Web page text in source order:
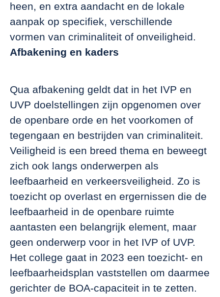
heen, en extra aandacht en de lokale
aanpak op specifiek, verschillende
vormen van criminaliteit of onveiligheid.
Afbakening en kaders
Qua afbakening geldt dat in het IVP en
UVP doelstellingen zijn opgenomen over
de openbare orde en het voorkomen of
tegengaan en bestrijden van criminaliteit.
Veiligheid is een breed thema en beweegt
zich ook langs onderwerpen als
leefbaarheid en verkeersveiligheid. Zo is
toezicht op overlast en ergernissen die de
leefbaarheid in de openbare ruimte
aantasten een belangrijk element, maar
geen onderwerp voor in het IVP of UVP.
Het college gaat in 2023 een toezicht- en
leefbaarheidsplan vaststellen om daarmee
gerichter de BOA-capaciteit in te zetten.